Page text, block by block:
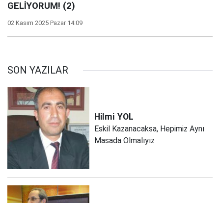
GELİYORUM! (2)
02 Kasım 2025 Pazar 14:09
SON YAZILAR
Hilmi YOL
Eskil Kazanacaksa, Hepimiz Aynı
Masada Olmalıyız